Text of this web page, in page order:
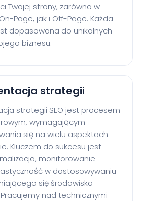
Twojej strony, zarówno w
Page, jak i Off-Page. Każda
dopasowana do unikalnych
biznesu.
strategii
strategii SEO jest procesem
wymagającym
się na wielu aspektach
Kluczem do sukcesu jest
monitorowanie
w dostosowywaniu
się środowiska
nad technicznymi